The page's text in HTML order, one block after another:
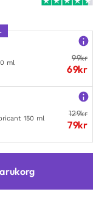
ml
99kr
69kr
150 ml
129kr
79kr